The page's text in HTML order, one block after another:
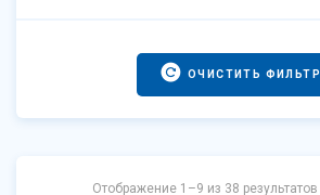
ОЧИСТИТЬ ФИЛЬТР
Отображение 1–9 из 38 результатов